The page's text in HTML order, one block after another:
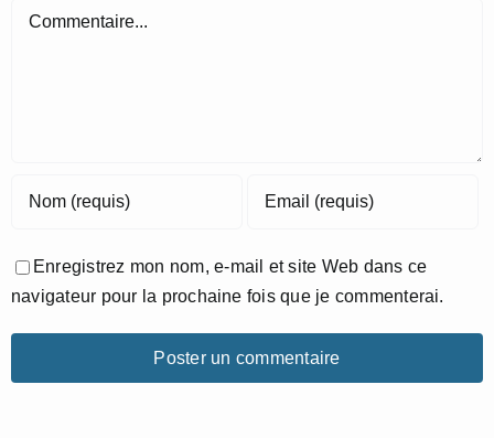
Commentaire
Enregistrez mon nom, e-mail et site Web dans ce
navigateur pour la prochaine fois que je commenterai.